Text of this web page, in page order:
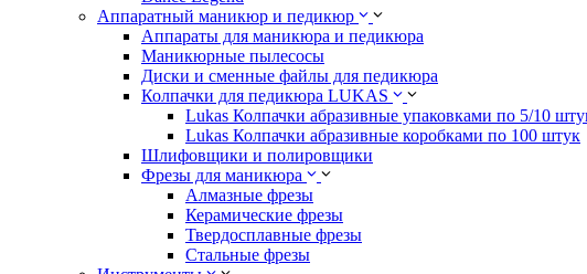
Аппаратный маникюр и педикюр
Аппараты для маникюра и педикюра
Маникюрные пылесосы
Диски и сменные файлы для педикюра
Колпачки для педикюра LUKAS
Lukas Колпачки абразивные упаковками по 5/10
Lukas Колпачки абразивные коробками по 100 штук
Шлифовщики и полировщики
Фрезы для маникюра
Алмазные фрезы
Керамические фрезы
Твердосплавные фрезы
Стальные фрезы